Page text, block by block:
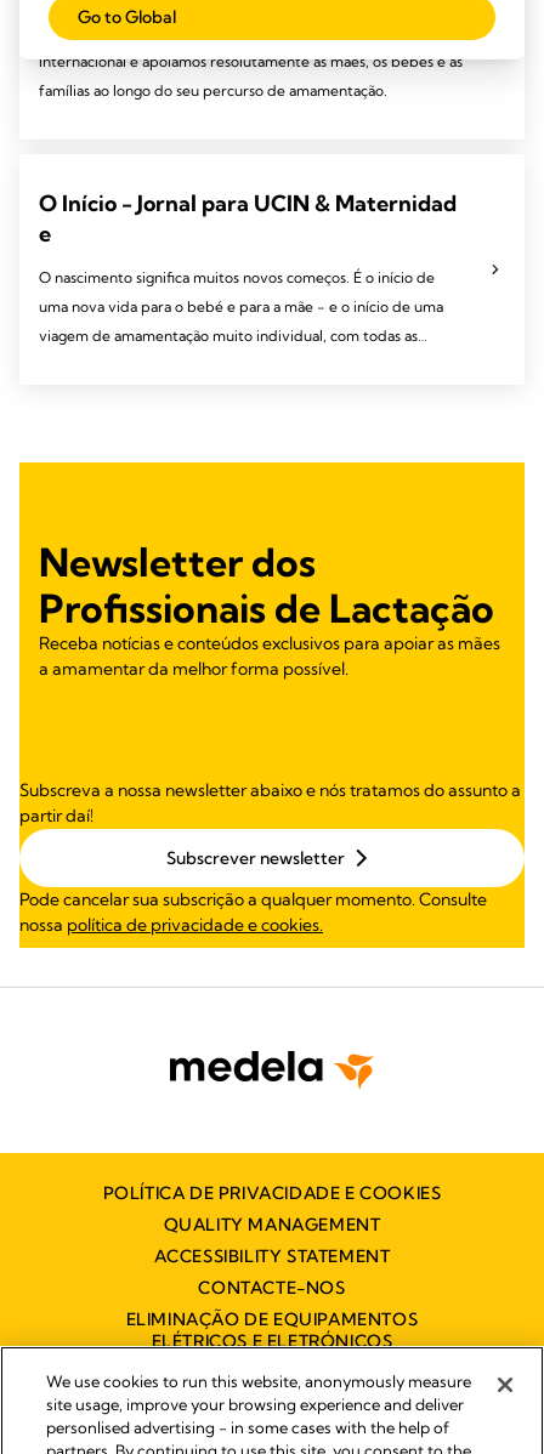
Estamos totalmente empenhados em cumprir o Código
Internacional e apoiamos resolutamente as mães, os bebés e as
famílias ao longo do seu percurso de amamentação.
O Início - Jornal para UCIN & Maternidad
e
O nascimento significa muitos novos começos. É o início de
uma nova vida para o bebé e para a mãe - e o início de uma
viagem de amamentação muito individual, com todas as
Subscreva a nossa newsletter abaixo e nós tratamos do assunto a
partir daí!
Subscrever newsletter
Pode cancelar sua subscrição a qualquer momento. Consulte
nossa política de privacidade e cookies.
Newsletter dos
Profissionais de Lactação
Receba notícias e conteúdos exclusivos para apoiar as mães
a amamentar da melhor forma possível.
POLÍTICA DE PRIVACIDADE E COOKIES
QUALITY MANAGEMENT
ACCESSIBILITY STATEMENT
CONTACTE-NOS
ELIMINAÇÃO DE EQUIPAMENTOS
ELÉTRICOS E ELETRÓNICOS
DECLARAÇÃO DE ACESSIBILIDADE
Go to Global
We use cookies to run this website, anonymously measure
site usage, improve your browsing experience and deliver
personlised advertising - in some cases with the help of